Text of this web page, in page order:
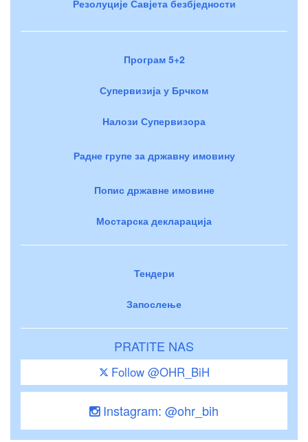
Резолуције Савјета безбједности
Програм 5+2
Супервизија у Брчком
Налози Супервизора
Радне групе за државну имовину
Попис државне имовине
Мостарска декларација
Тендери
Запослење
PRATITE NAS
Follow @OHR_BiH
Instagram: @ohr_bih